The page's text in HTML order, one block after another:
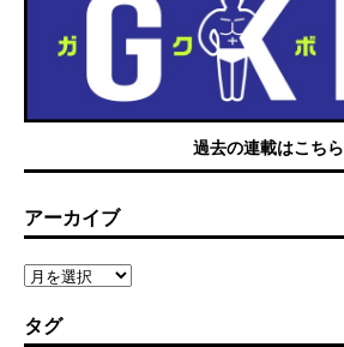
過去の連載はこちら
アーカイブ
タグ